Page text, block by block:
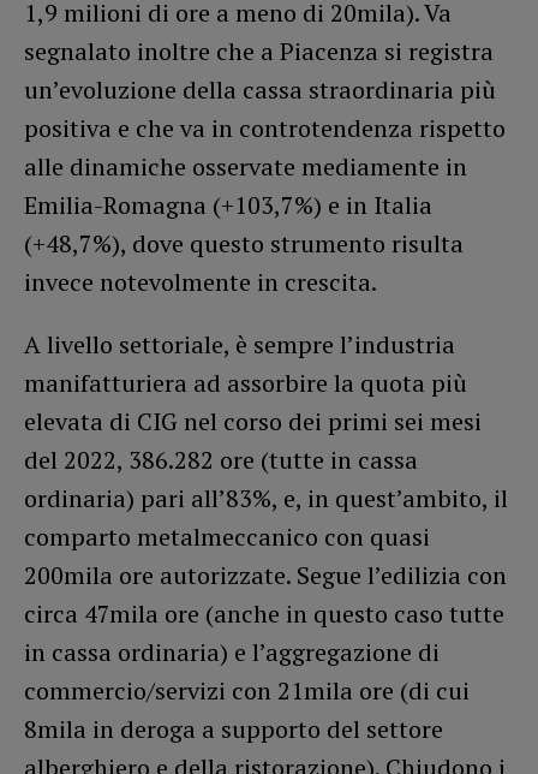
1,9 milioni di ore a meno di 20mila). Va
segnalato inoltre che a Piacenza si registra
un’evoluzione della cassa straordinaria più
positiva e che va in controtendenza rispetto
alle dinamiche osservate mediamente in
Emilia-Romagna (+103,7%) e in Italia
(+48,7%), dove questo strumento risulta
invece notevolmente in crescita.
A livello settoriale, è sempre l’industria
manifatturiera ad assorbire la quota più
elevata di CIG nel corso dei primi sei mesi
del 2022, 386.282 ore (tutte in cassa
ordinaria) pari all’83%, e, in quest’ambito, il
comparto metalmeccanico con quasi
200mila ore autorizzate. Segue l’edilizia con
circa 47mila ore (anche in questo caso tutte
in cassa ordinaria) e l’aggregazione di
commercio/servizi con 21mila ore (di cui
8mila in deroga a supporto del settore
alberghiero e della ristorazione). Chiudono i